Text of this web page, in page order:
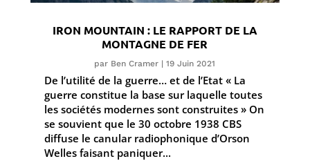
IRON MOUNTAIN : LE RAPPORT DE LA
MONTAGNE DE FER
par Ben Cramer |19 Juin 2021
De l’utilité de la guerre… et de l’Etat « La
guerre constitue la base sur laquelle toutes
les sociétés modernes sont construites » On
se souvient que le 30 octobre 1938 CBS
diffuse le canular radiophonique d’Orson
Welles faisant paniquer...